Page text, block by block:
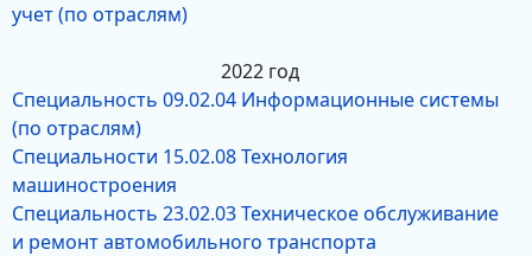
учет (по отраслям)
2022 год
Специальность 09.02.04 Информационные системы
(по отраслям)
Специальности 15.02.08 Технология
машиностроения
Специальность 23.02.03 Техническое обслуживание
и ремонт автомобильного транспорта